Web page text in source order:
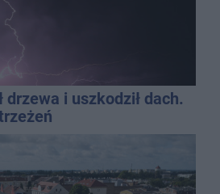
drzewa i uszkodził dach.